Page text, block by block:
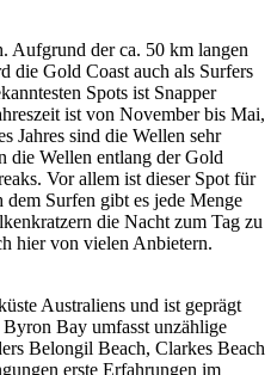
Aufgrund der ca. 50 km langen
die Gold Coast auch als Surfers
Spots ist Snapper
ist von November bis Mai,
Jahres sind die Wellen sehr
die Wellen entlang der Gold
Vor allem ist dieser Spot für
Surfen gibt es jede Menge
die Nacht zum Tag zu
hier von vielen Anbietern.
Australiens und ist geprägt
Bay umfasst unzählige
Belongil Beach, Clarkes Beach
erste Erfahrungen im